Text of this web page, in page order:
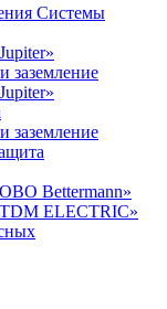
Системы
заземление
заземление
Bettermann»
ЕLECTRIC»